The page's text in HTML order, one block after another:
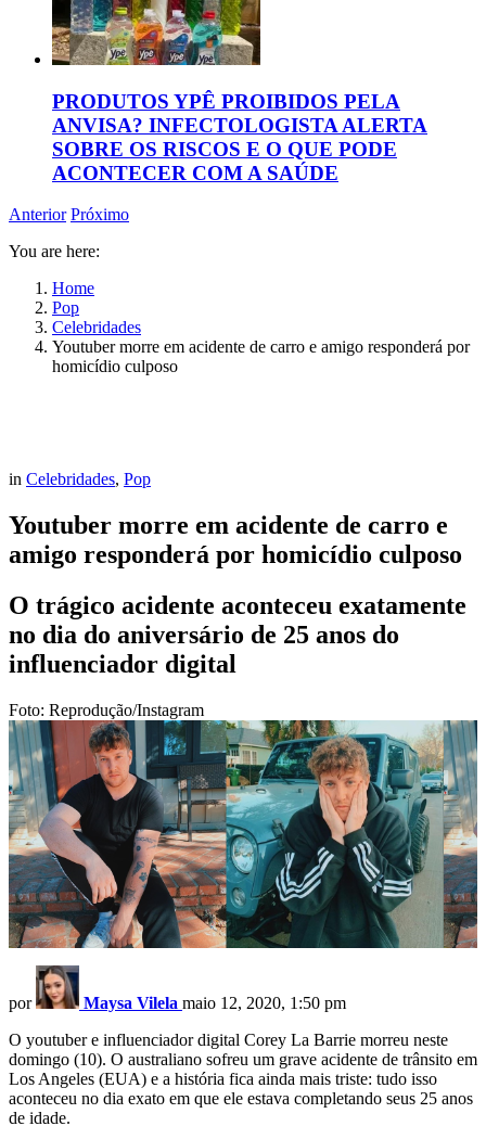
PRODUTOS YPÊ PROIBIDOS PELA
ANVISA? INFECTOLOGISTA ALERTA
SOBRE OS RISCOS E O QUE PODE
ACONTECER COM A SAÚDE
Anterior Próximo
You are here:
Home
Pop
Celebridades
Youtuber morre em acidente de carro e amigo responderá por
homicídio culposo
in Celebridades, Pop
Youtuber morre em acidente de carro e
amigo responderá por homicídio culposo
O trágico acidente aconteceu exatamente
no dia do aniversário de 25 anos do
influenciador digital
Foto: Reprodução/Instagram
por Maysa Vilela maio 12, 2020, 1:50 pm
O youtuber e influenciador digital Corey La Barrie morreu neste
domingo (10). O australiano sofreu um grave acidente de trânsito em
Los Angeles (EUA) e a história fica ainda mais triste: tudo isso
aconteceu no dia exato em que ele estava completando seus 25 anos
de idade.